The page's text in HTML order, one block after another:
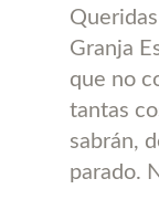
Granja
que no
tantas
sabrán,
parado.